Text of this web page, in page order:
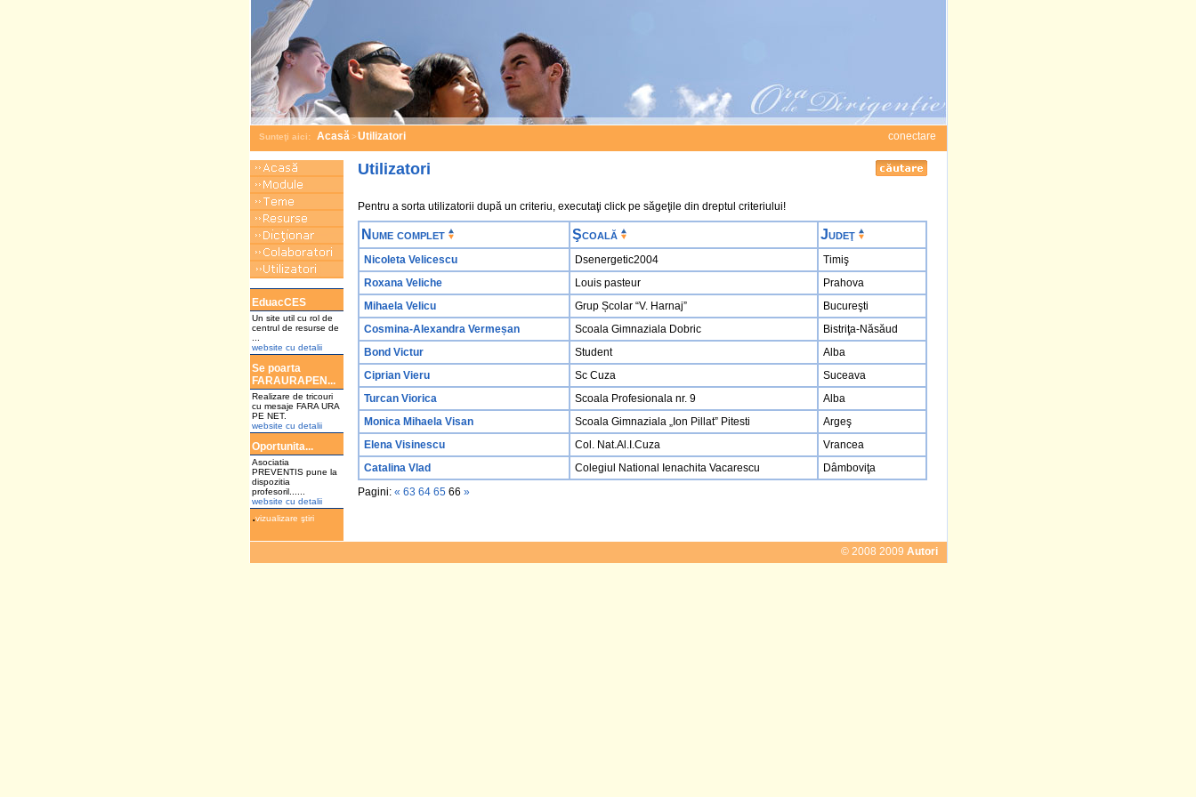
Sunteţi aici:Acasă >Utilizatori conectare
EduacCES
Un site util cu rol de
centrul de resurse de
website cu detalii
Se poarta
FARAURAPEN...
Realizare de tricouri
cu mesaje FARA URA
PE NET.
website cu detalii
Oportunita...
Asociatia
PREVENTIS pune la
dispozitia
profesoril......
website cu detalii
.vizualizare ştiri
Utilizatori
Pentru a sorta utilizatorii după un criteriu, executaţi click pe săgeţile din dreptul criteriului!
Nume complet Şcoală Judeţ
Nicoleta Velicescu Dsenergetic2004
Timiş
Roxana Veliche
Louis pasteur
Prahova
Mihaela Velicu
Grup Școlar “V. Harnaj”
Bucureşti
Cosmina-Alexandra Vermeșan
Scoala Gimnaziala Dobric
Bistriţa-Năsăud
Bond Victur
Student
Alba
Ciprian Vieru
Sc Cuza
Suceava
Turcan Viorica
Scoala Profesionala nr. 9
Alba
Monica Mihaela Visan
Scoala Gimnaziala „Ion Pillat” Pitesti
Argeş
Elena Visinescu
Col. Nat.Al.I.Cuza
Vrancea
Catalina Vlad
Colegiul National Ienachita Vacarescu
Dâmboviţa
Pagini: « 63 64 6566 »
© 2008 2009 Autori